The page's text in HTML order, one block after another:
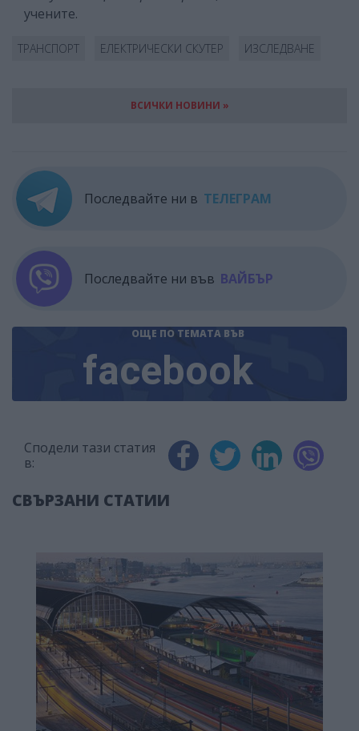
учените.
ТРАНСПОРТ ЕЛЕКТРИЧЕСКИ СКУТЕР ИЗСЛЕДВАНЕ
ВСИЧКИ НОВИНИ »
Последвайте ни в ТЕЛЕГРАМ
Последвайте ни във ВАЙБЪР
ОЩЕ ПО ТЕМАТА ВЪВ
facebook
Сподели тази статия
в:
СВЪРЗАНИ СТАТИИ